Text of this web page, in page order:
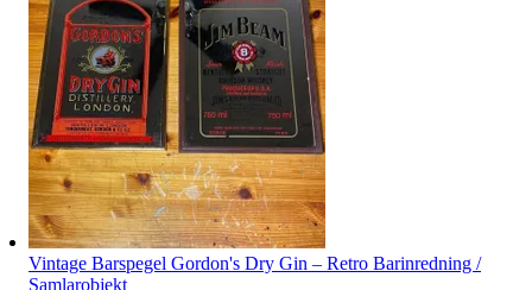
Vintage Barspegel Gordon's Dry Gin – Retro Barinredning /
Samlarobjekt